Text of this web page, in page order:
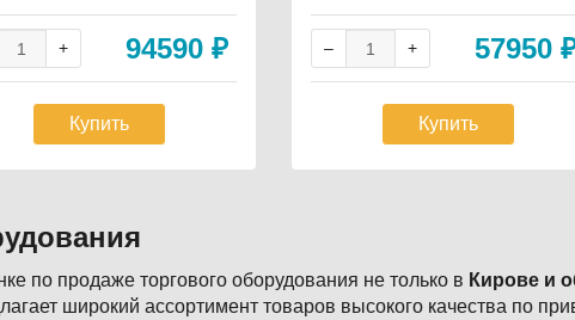
94590 ₽
Купить
20В, запасник
57950
Купить
по продаже торгового оборудования не только в Кирове и
широкий ассортимент товаров высокого качества по